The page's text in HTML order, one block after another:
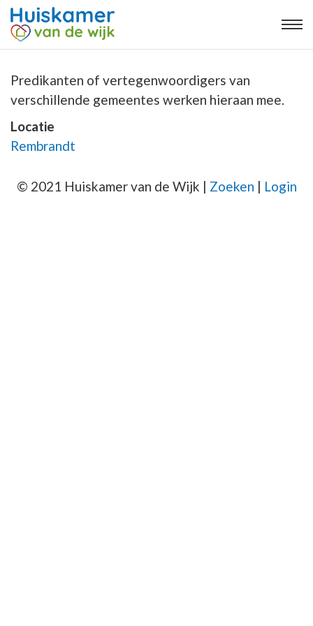
Predikanten of vertegenwoordigers van
verschillende gemeentes werken hieraan mee.
Locatie
Rembrandt
© 2021 Huiskamer van de Wijk | Zoeken | Login